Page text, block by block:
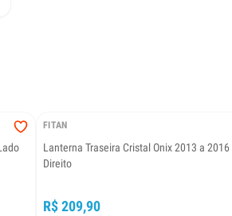
FITAN
Lanterna Traseira Cristal Onix 2013 a
Direito
R$ 209,90